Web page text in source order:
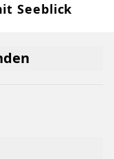
Seeblick